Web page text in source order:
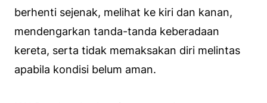
berhenti sejenak, melihat ke kiri dan kanan,
mendengarkan tanda-tanda keberadaan
kereta, serta tidak memaksakan diri melintas
apabila kondisi belum aman.